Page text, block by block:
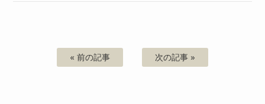
« 前の記事 次の記事 »